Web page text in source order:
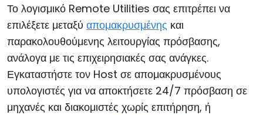
Το λογισμικό Remote Utilities σας επιτρέπει να
επιλέξετε μεταξύ απομακρυσμένης και
παρακολουθούμενης λειτουργίας πρόσβασης,
ανάλογα με τις επιχειρησιακές σας ανάγκες.
Εγκαταστήστε τον Host σε απομακρυσμένους
υπολογιστές για να αποκτήσετε 24/7 πρόσβαση σε
μηχανές και διακομιστές χωρίς επιτήρηση, ή